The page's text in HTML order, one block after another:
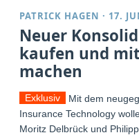
PATRICK HAGEN · 17.
Neuer
kaufen und
machen
Exklusiv
Mit dem
Insurance Technology
Moritz Delbrück und